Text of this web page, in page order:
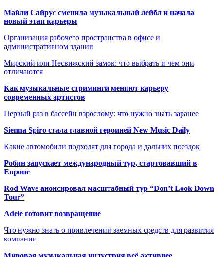
Майли Сайрус сменила музыкальный лейбл и начала
новый этап карьеры
Организация рабочего пространства в офисе и
административном здании
Мирский или Несвижский замок: что выбрать и чем они
отличаются
Как музыкальные стриминги меняют карьеру
современных артистов
Первый раз в бассейн взрослому: что нужно знать заранее
Sienna Spiro стала главной героиней New Music Daily
Какие автомобили подходят для города и дальних поездок
Робин запускает международный тур, стартовавший в
Европе
Rod Wave анонсировал масштабный тур “Don’t Look Down
Tour”
Adele готовит возвращение
Что нужно знать о привлечении заемных средств для развития
компании
Мировая музыкальная индустрия всё активнее